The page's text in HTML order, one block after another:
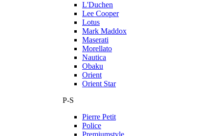
L'Duchen
Lee Cooper
Lotus
Mark Maddox
Maserati
Morellato
Nautica
Obaku
Orient
Orient Star
P-S
Pierre Petit
Police
Premiumstyle